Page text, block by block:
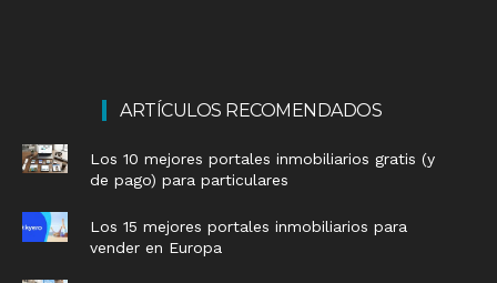
ARTÍCULOS RECOMENDADOS
Los 10 mejores portales inmobiliarios gratis (y
de pago) para particulares
Los 15 mejores portales inmobiliarios para
vender en Europa